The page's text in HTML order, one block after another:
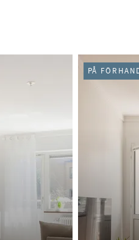
PÅ